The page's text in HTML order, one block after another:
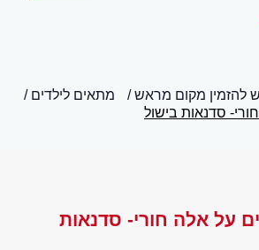
להזמין מקום מראש
מתאים לילדים
סדנאות בישול
על אלה חורי- סדנאות